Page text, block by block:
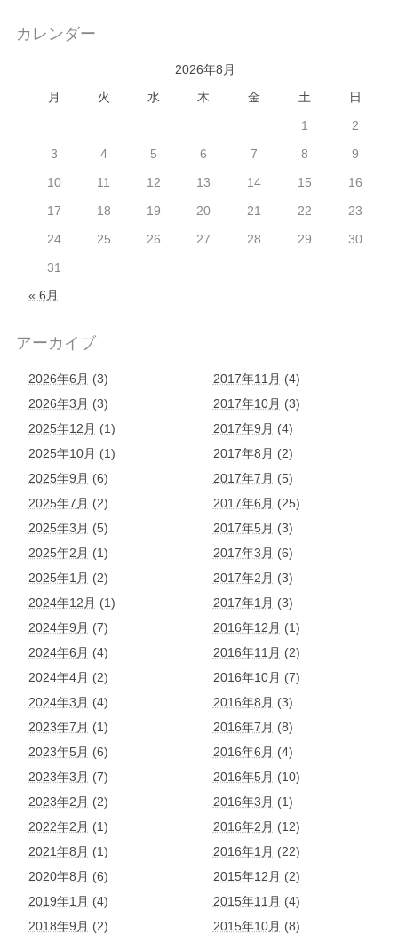
カレンダー
2026年8月
月
火 水 木 金 土
日
1
2
3
4 5 6 7 8
9
10
11 12 13 14 15
16
17
18 19 20 21 22
23
24
25 26 27 28 29
30
31
« 6月
アーカイブ
2026年6月 (3)
2026年3月 (3)
2025年12月 (1)
2025年10月 (1)
2025年9月 (6)
2025年7月 (2)
2025年3月 (5)
2025年2月 (1)
2025年1月 (2)
2024年12月 (1)
2024年9月 (7)
2024年6月 (4)
2024年4月 (2)
2024年3月 (4)
2023年7月 (1)
2023年5月 (6)
2023年3月 (7)
2023年2月 (2)
2022年2月 (1)
2021年8月 (1)
2020年8月 (6)
2019年1月 (4)
2018年9月 (2)
2017年11月 (4)
2017年10月 (3)
2017年9月 (4)
2017年8月 (2)
2017年7月 (5)
2017年6月 (25)
2017年5月 (3)
2017年3月 (6)
2017年2月 (3)
2017年1月 (3)
2016年12月 (1)
2016年11月 (2)
2016年10月 (7)
2016年8月 (3)
2016年7月 (8)
2016年6月 (4)
2016年5月 (10)
2016年3月 (1)
2016年2月 (12)
2016年1月 (22)
2015年12月 (2)
2015年11月 (4)
2015年10月 (8)